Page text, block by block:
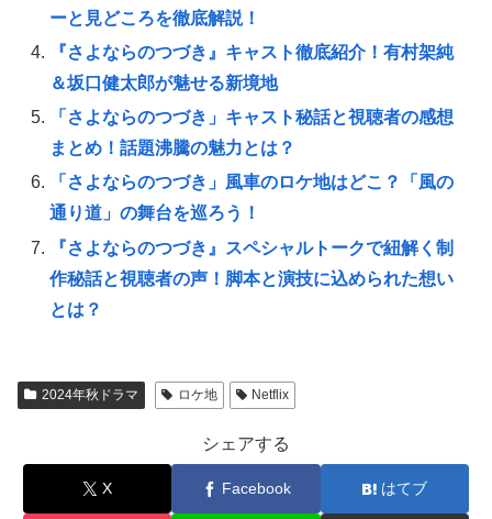
ーと見どころを徹底解説！
『さよならのつづき』キャスト徹底紹介！有村架純
＆坂口健太郎が魅せる新境地
「さよならのつづき」キャスト秘話と視聴者の感想
まとめ！話題沸騰の魅力とは？
「さよならのつづき」風車のロケ地はどこ？「風の
通り道」の舞台を巡ろう！
『さよならのつづき』スペシャルトークで紐解く制
作秘話と視聴者の声！脚本と演技に込められた想い
とは？
2024年秋ドラマ ロケ地 Netflix
シェアする
X Facebook はてブ